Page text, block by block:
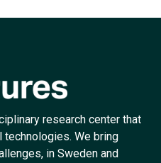
research center that
We bring
in Sweden and